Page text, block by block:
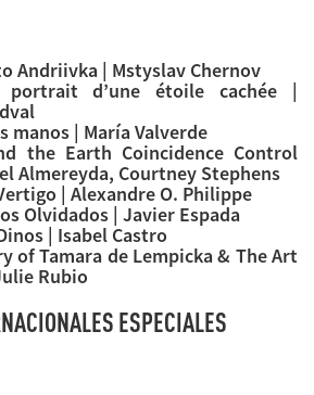
Andriivka | Mstyslav Chernov
portrait d’une étoile cachée |
manos | María Valverde
the Earth Coincidence Control
Almereyda, Courtney Stephens
| Alexandre O. Philippe
Olvidados | Javier Espada
| Isabel Castro
of Tamara de Lempicka & The Art
Rubio
ESPECIALES